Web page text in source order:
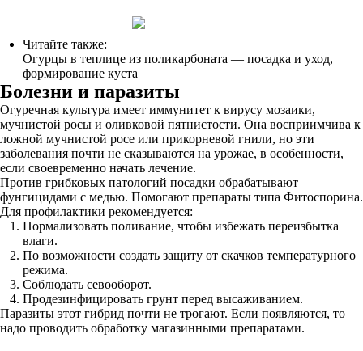
Читайте также:
Огурцы в теплице из поликарбоната — посадка и уход,
формирование куста
Болезни и паразиты
Огуречная культура имеет иммунитет к вирусу мозаики,
мучнистой росы и оливковой пятнистости. Она восприимчива к
ложной мучнистой росе или прикорневой гнили, но эти
заболевания почти не сказываются на урожае, в особенности,
если своевременно начать лечение.
Против грибковых патологий посадки обрабатывают
фунгицидами с медью. Помогают препараты типа Фитоспорина.
Для профилактики рекомендуется:
Нормализовать поливание, чтобы избежать переизбытка
влаги.
По возможности создать защиту от скачков температурного
режима.
Соблюдать севооборот.
Продезинфицировать грунт перед высаживанием.
Паразиты этот гибрид почти не трогают. Если появляются, то
надо проводить обработку магазинными препаратами.